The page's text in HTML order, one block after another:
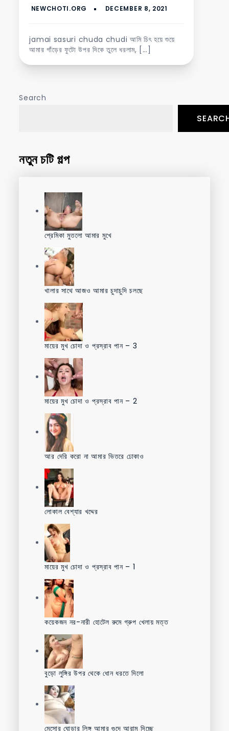
jamai sasuri chuda chudi আমি চিৎ হয়ে শুয়ে
আমার গাঁড়ের ফুটো উপর দিকে তুলে ধরলাম, […]
Search
নতুন চটি গল্প
প্রেমিকা মুতলো আমার মুখে
খালার সাথে আজও আমার চুদাচুদি চলছে
মায়ের মুখ চোদা ও প্রস্রাব পান – 3
মায়ের মুখ চোদা ও প্রস্রাব পান – 2
আর দেরি করো না আমার ভিতরে ঢোকাও
লোকাল বেশ্যার খদ্দের
মায়ের মুখ চোদা ও প্রস্রাব পান – 1
কয়েকজন নর-নারী হোটেল রুমে গ্রুপ খেলায় মত্ত
বুড়ো লুঙ্গির উপর থেকে ধোন ধরতে দিলো
মেসোর ঘোড়ার লিঙ্গ আমার গুদে আরাম দিচ্ছে